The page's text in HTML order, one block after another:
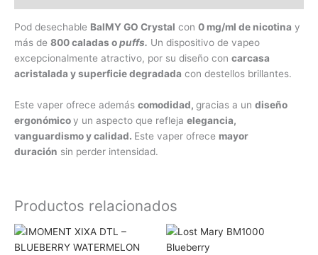
Pod desechable BalMY GO Crystal con 0 mg/ml de nicotina y
más de 800 caladas opuffs. Un dispositivo de vapeo
excepcionalmente atractivo, por su diseño con carcasa
acristalada y superficie degradada con destellos brillantes.
Este vaper ofrece además comodidad, gracias a un diseño
ergonómicoy un aspecto que refleja elegancia,
vanguardismo y calidad. Este vaper ofrece mayor
duración sin perder intensidad.
Productos relacionados